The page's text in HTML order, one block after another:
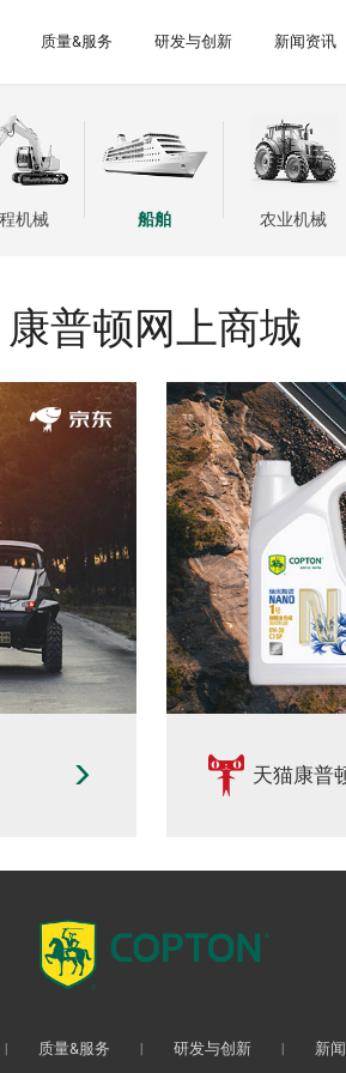
关于我们
大事记
机械 农业机械
质量&服务
验证
研发与创新
团队 4.0智慧工厂
新闻资讯
机械 船舶 农业机械
康普顿网上商城
天猫康普
质量&服务 研发与创新 新